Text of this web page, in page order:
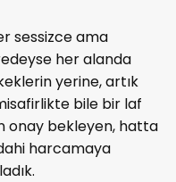
sessizce ama
her alanda
yerine, artık
bile bir laf
onay bekleyen, hatta
harcamaya